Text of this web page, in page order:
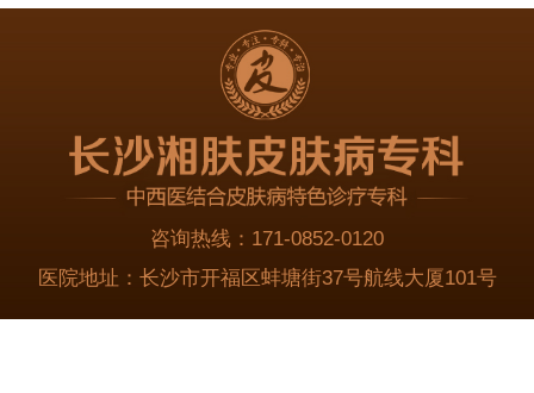
咨询热线： 171-0852-0120
医院地址： 长沙市开福区蚌塘街37号航线大厦101号